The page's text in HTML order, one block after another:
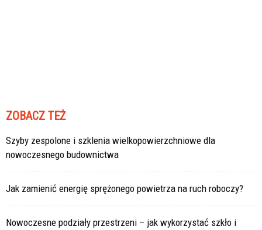
ZOBACZ TEŻ
Szyby zespolone i szklenia wielkopowierzchniowe dla
nowoczesnego budownictwa
Jak zamienić energię sprężonego powietrza na ruch roboczy?
Nowoczesne podziały przestrzeni – jak wykorzystać szkło i